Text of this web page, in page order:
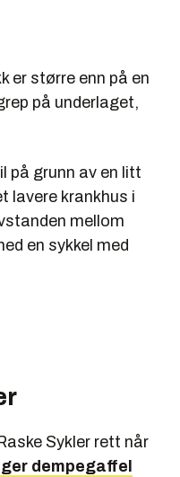
er større enn på en
på underlaget,
på grunn av en litt
lavere krankhus i
mellom
en sykkel med
Sykler rett når
dempegaffel